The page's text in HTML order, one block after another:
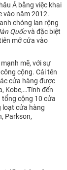
Á bằng việc khai
vào năm 2012.
chóng lan rộng
Quốcvà đặc biệt
mở cửa vào
mẽ, với sự
cộng. Cái tên
cửa hàng được
Kobe,…Tính đến
cộng 10 cửa
loạt cửa hàng
Parkson,